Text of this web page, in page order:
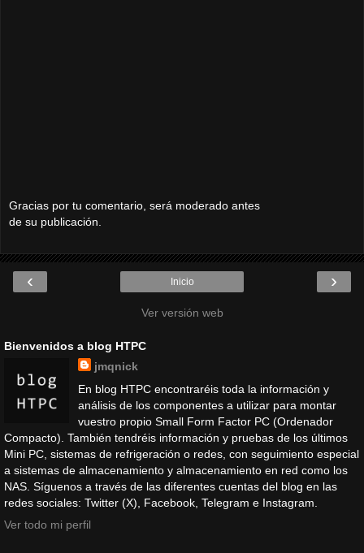
Gracias por tu comentario, será moderado antes
de su publicación.
‹ ›
Inicio
Ver versión web
Bienvenidos a blog HTPC
jmqnick
En blog HTPC encontraréis toda la información y
análisis de los componentes a utilizar para montar
vuestro propio Small Form Factor PC (Ordenador
Compacto). También tendréis información y pruebas de los últimos
Mini PC, sistemas de refrigeración o redes, con seguimiento especial
a sistemas de almacenamiento y almacenamiento en red como los
NAS. Síguenos a través de las diferentes cuentas del blog en las
redes sociales: Twitter (X), Facebook, Telegram e Instagram.
Ver todo mi perfil